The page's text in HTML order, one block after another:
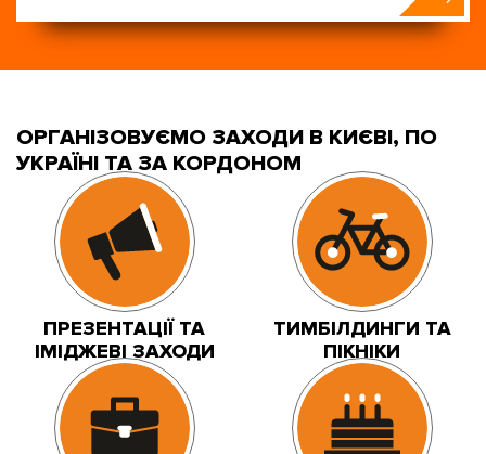
ОРГАНІЗОВУЄМО ЗАХОДИ В КИЄВІ, ПО
УКРАЇНІ ТА ЗА КОРДОНОМ
ПРЕЗЕНТАЦІЇ ТА
ІМІДЖЕВІ ЗАХОДИ
ТИМБІЛДИНГИ ТА
ПІКНІКИ